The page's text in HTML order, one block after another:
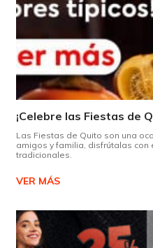
Las Fiestas de Quito son una
amigos y familia, disfrútalas
tradicionales.
VER MÁS